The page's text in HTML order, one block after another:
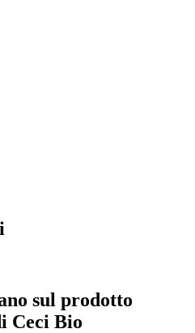
sul prodotto
Ceci Bio